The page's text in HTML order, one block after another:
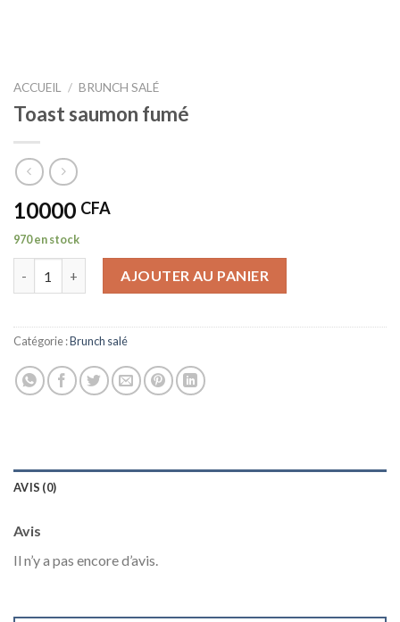
ACCUEIL / BRUNCH SALÉ
Toast saumon fumé
10000 CFA
970 en stock
AJOUTER AU PANIER
Catégorie :Brunch salé
AVIS (0)
Avis
Il n’y a pas encore d’avis.